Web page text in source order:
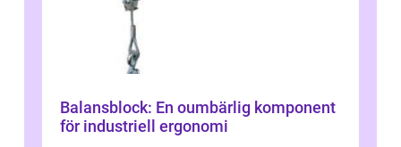
Balansblock: En oumbärlig komponent
för industriell ergonomi